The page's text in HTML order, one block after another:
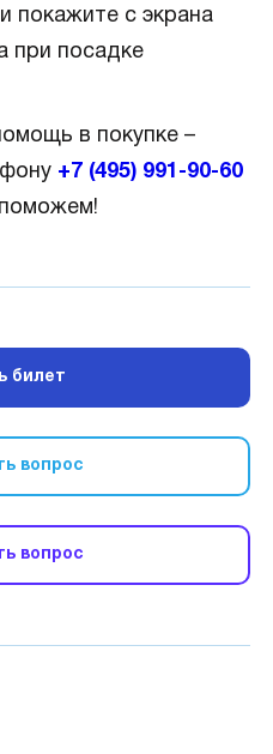
покажите с экрана
при посадке
в покупке –
+7 (495) 991-90-60
билет
вопрос
вопрос